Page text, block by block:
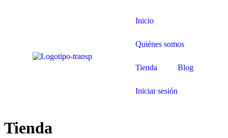
Inicio
Quiénes somos
Tienda Blog
Iniciar sesión
Tienda